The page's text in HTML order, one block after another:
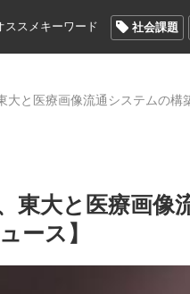
ススメキーワード 社会課題
と医療画像流通システムの構
東大と医療画像
ース】